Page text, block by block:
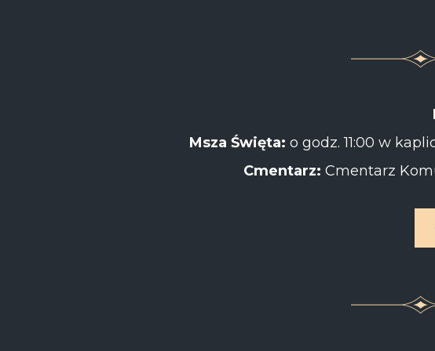
Msza Święta: o godz. 11:00 w
Cmentarz: Cmentarz